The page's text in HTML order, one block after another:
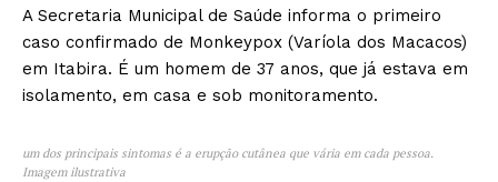
A Secretaria Municipal de Saúde informa o primeiro
caso confirmado de Monkeypox (Varíola dos Macacos)
em Itabira. É um homem de 37 anos, que já estava em
isolamento, em casa e sob monitoramento.
um dos principais sintomas é a erupção cutânea que vária em cada pessoa.
Imagem ilustrativa